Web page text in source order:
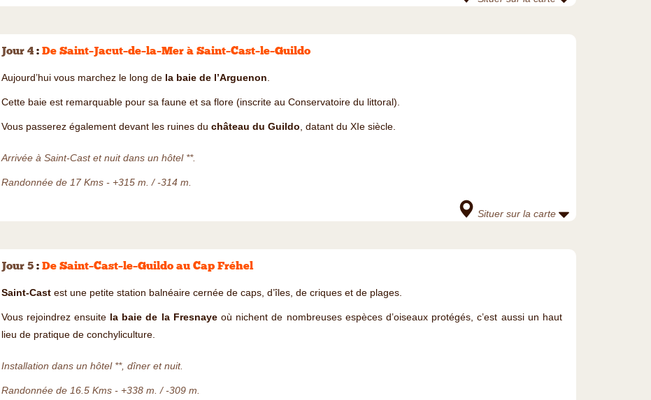
Jour 4: De Saint–Jacut–de–la–Mer à Saint–Cast–le–Guildo
Aujourd’hui vous marchez le long de la baie de l’Arguenon.
Cette baie est remarquable pour sa faune et sa flore (inscrite au Conservatoire du littoral).
Vous passerez également devant les ruines du château du Guildo, datant du XIe siècle.
Arrivée à Saint-Cast et nuit dans un hôtel **.
Randonnée de 17 Kms - +315 m. / -314 m.
Situer sur la carte
Jour 5: De Saint–Cast–le–Guildo au Cap Fréhel
Saint-Castest une petite station balnéaire cernée de caps, d’îles, de criques et de plages.
Vous rejoindrez ensuite la baie de la Fresnayeoù nichent de nombreuses espèces d’oiseaux protégés, c’est aussi un haut
lieu de pratique de conchyliculture.
Installation dans un hôtel **, dîner et nuit.
Randonnée de 16.5 Kms - +338 m. / -309 m.